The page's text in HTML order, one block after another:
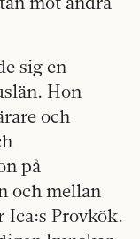
sig en
Hon
och
på
och mellan
Ica:s Provkök.